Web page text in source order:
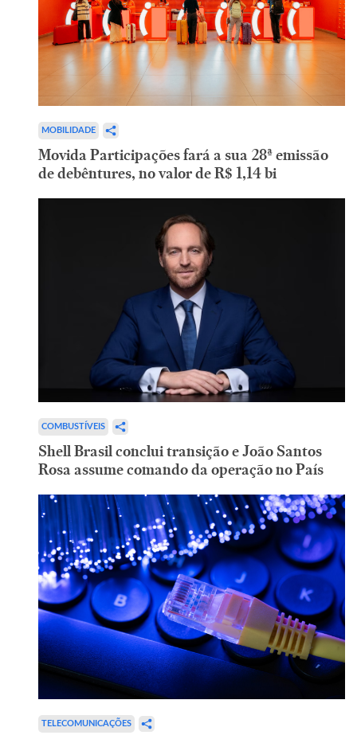
MOBILIDADE
Movida Participações fará a sua 28ª emissão
de debêntures, no valor de R$ 1,14 bi
COMBUSTÍVEIS
Shell Brasil conclui transição e João Santos
Rosa assume comando da operação no País
TELECOMUNICAÇÕES